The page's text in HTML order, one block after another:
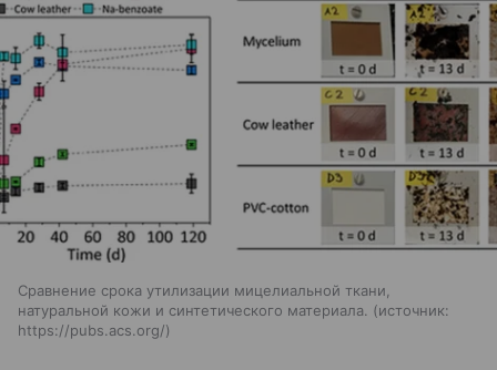
Сравнение срока утилизации мицелиальной ткани,
натуральной кожи и синтетического материала.
источник:
https://pubs.acs.org/